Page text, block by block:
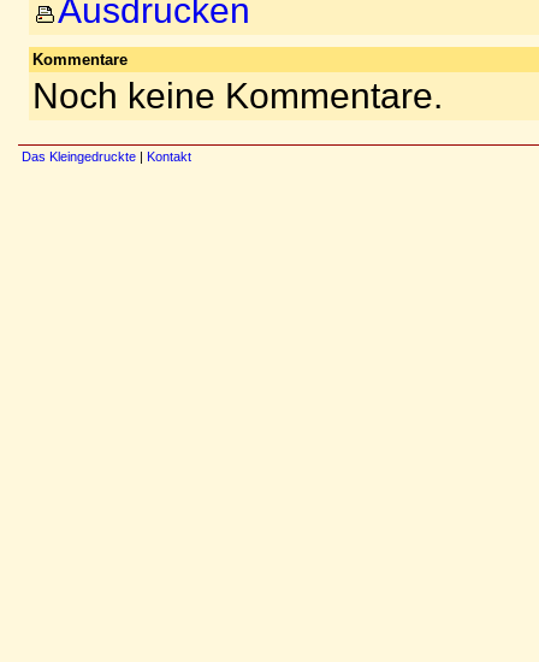
Ausdrucken
Kommentare
Noch keine Kommentare.
Das Kleingedruckte | Kontakt